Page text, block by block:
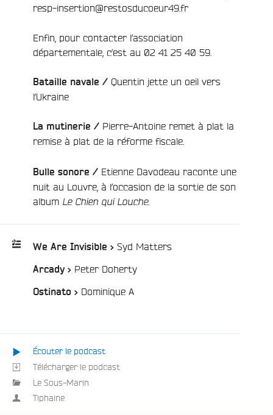
resp-insertion@restosducoeur49.fr
Enfin, pour contacter l’association
départementale, c’est au 02 41 25 40 59.
Bataille navale / Quentin jette un oeil vers
l’Ukraine
La mutinerie / Pierre-Antoine remet à plat la
remise à plat de la réforme fiscale.
Bulle sonore / Etienne Davodeau raconte une
nuit au Louvre, à l’occasion de la sortie de son
album Le Chien qui Louche.
Playlist
:
We Are Invisible > Syd Matters/
Arcady > Peter Doherty/
Ostinato > Dominique A/
Écouter le podcast
Télécharger le podcast
Le Sous-Marin
Tiphaine